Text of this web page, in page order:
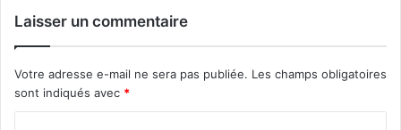
Laisser un commentaire
Votre adresse e-mail ne sera pas publiée. Les champs obligatoires
sont indiqués avec *